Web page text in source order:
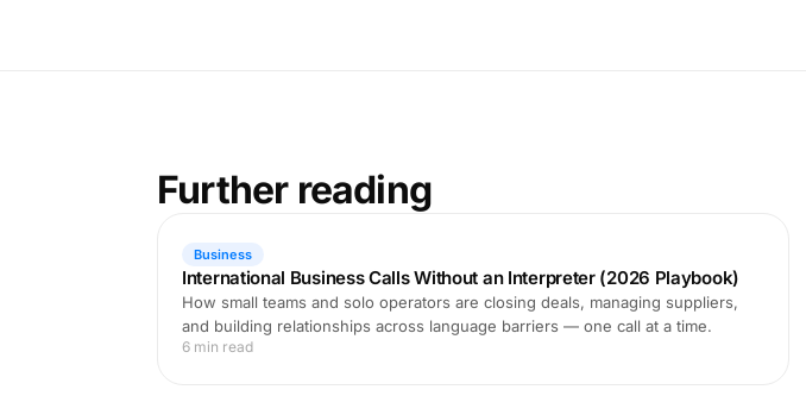
Further reading
Business
International Business Calls Without an Interpreter (2026 Playbook)
How small teams and solo operators are closing deals, managing suppliers,
and building relationships across language barriers — one call at a time.
6 min read